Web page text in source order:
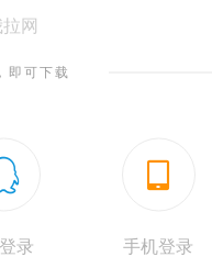
采购成本分析表Excel模板
即可下载
录

手机登录